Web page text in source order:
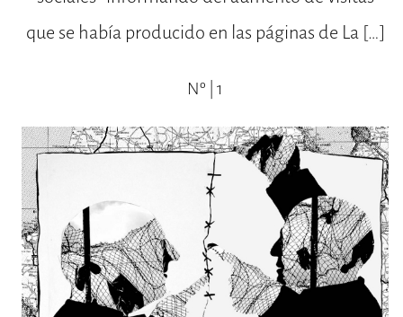
que se había producido en las páginas de La […]
Nº | 1